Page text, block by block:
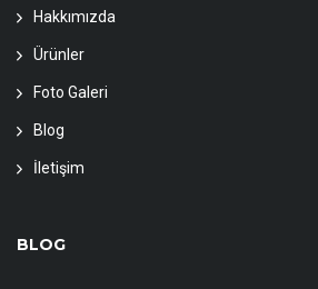
Hakkımızda
Ürünler
Foto Galeri
Blog
İletişim
BLOG